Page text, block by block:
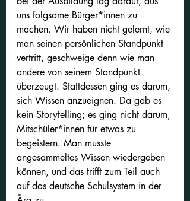
uns folgsame Bürger*innen zu
machen. Wir haben nicht gelernt, wie
man seinen persönlichen Standpunkt
vertritt, geschweige denn wie man
andere von seinem Standpunkt
überzeugt. Stattdessen ging es darum,
sich Wissen anzueignen. Da gab es
kein Storytelling; es ging nicht darum,
Mitschüler*innen für etwas zu
begeistern. Man musste
angesammeltes Wissen wiedergeben
können, und das trifft zum Teil auch
auf das deutsche Schulsystem in der